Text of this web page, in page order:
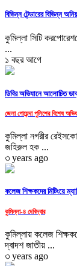
বিভিন্ন টেন্ডারের বিভিন্ন
কুমিল্লা সিটি
...
১ বছর আগে
ডিবির অভিযানে আলোচিত
জেলা গোয়েন্দা পুলিশের বিশেষ
কুমিল্লা নগরীর
জহিরুল হক ...
৩ years ago
কলেজ শিক্ষকদের মিটিংয়ে
কুমিল্লা-৪ দেবিদ্বার
কুমিল্লায় কলেজ
দ্বাদশ জাতীয় ...
৩ years ago